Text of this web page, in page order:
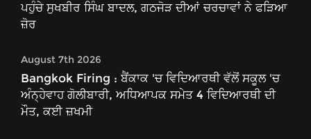
ਪਹੁੰਚੇ ਸੁਖਬੀਰ ਸਿੰਘ ਬਾਦਲ, ਗਠਜੋੜ ਦੀਆਂ ਚਰਚਾਵਾਂ ਨੇ ਫੜਿਆ
ਜ਼ੋਰ
August 7th 2026
Bangkok Firing : ਬੈਂਕਾਕ 'ਚ ਵਿਦਿਆਰਥੀ ਵੱਲੋਂ ਸਕੂਲ 'ਚ
ਅੰਨ੍ਹੇਵਾਹ ਗੋਲੀਬਾਰੀ, ਅਧਿਆਪਕ ਸਮੇਤ 4 ਵਿਦਿਆਰਥੀ ਦੀ
ਮੌਤ, ਕਈ ਜ਼ਖਮੀ